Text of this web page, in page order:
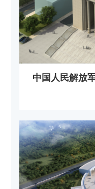
中国人民解放